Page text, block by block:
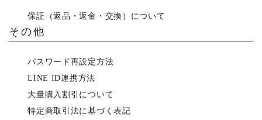
保証（返品・返金・交換）について
その他
パスワード再設定方法
LINE ID連携方法
大量購入割引について
特定商取引法に基づく表記